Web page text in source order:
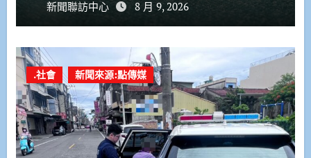
新聞聯訪中心 8 月 9, 2026
.社會 新聞來源:點傳媒